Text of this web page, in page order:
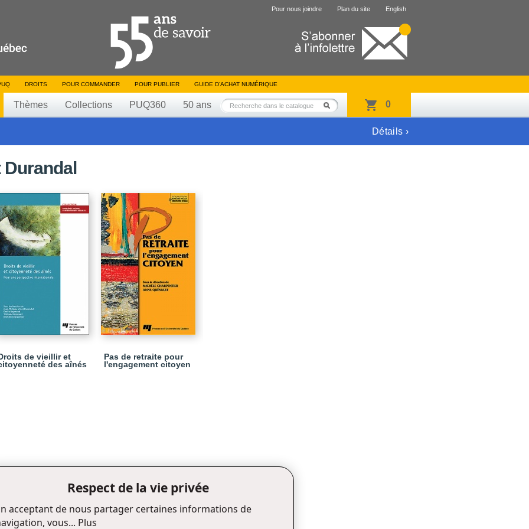
Pour nous joindre Plan du site English
DROITS POUR COMMANDER POUR PUBLIER GUIDE D’ACHAT NUMÉRIQUE
Thèmes Collections PUQ360 50 ans 0
Détails ›
Durandal
de vieillir et
des aînés
Pas de retraite pour
l'engagement citoyen
Respect de la vie privée
acceptant de nous partager certaines informations de
vous... Plus